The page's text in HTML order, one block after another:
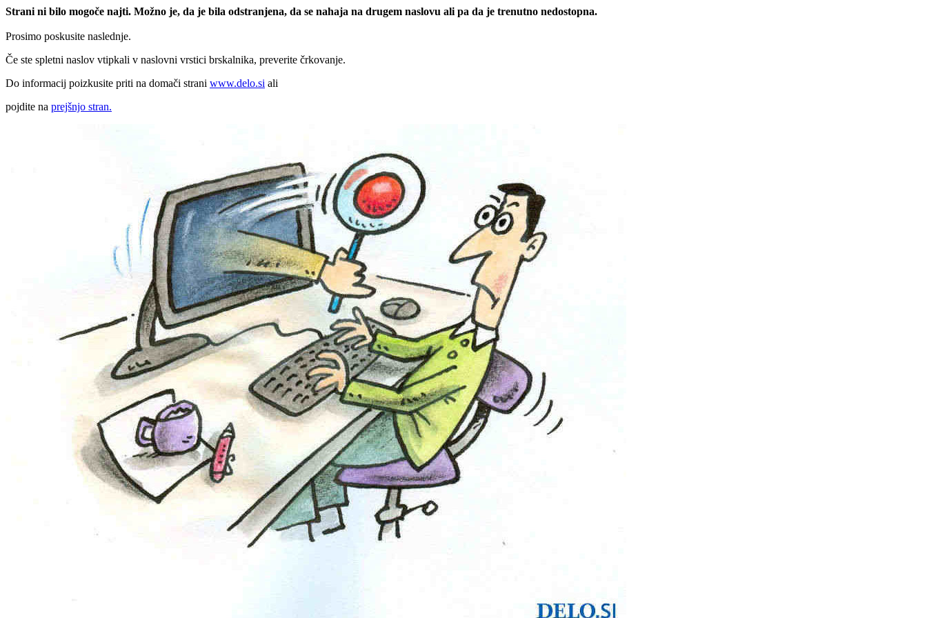
Strani ni bilo mogoče najti. Možno je, da je bila odstranjena, da se nahaja na drugem naslovu ali pa da je trenutno nedostopna.
Prosimo poskusite naslednje.
Če ste spletni naslov vtipkali v naslovni vrstici brskalnika, preverite črkovanje.
Do informacij poizkusite priti na domači strani www.delo.si ali
pojdite na prejšnjo stran.